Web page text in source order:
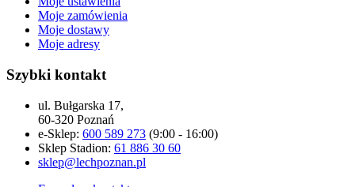
Moje zamówienia
Moje dostawy
Moje adresy
Szybki kontakt
ul. Bułgarska 17,
60-320 Poznań
e-Sklep: 600 589 273 (9:00 - 16:00)
Sklep Stadion: 61 886 30 60
sklep@lechpoznan.pl